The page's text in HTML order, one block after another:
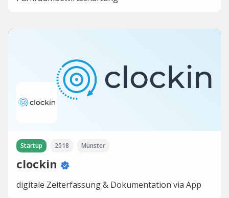
Startup 2018 Münster
clockin
digitale Zeiterfassung & Dokumentation via App